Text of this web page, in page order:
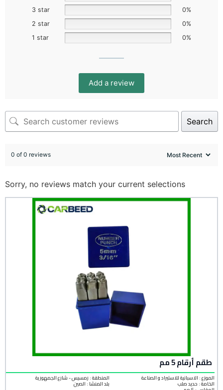
3 star
0%
2 star
0%
1 star
0%
Add a review
Search
0 of 0 reviews
Sorry, no reviews match your current selections
طقم أرقام 5 مم
الموزع : الاسبانية للاستيراد و الصناعة
الخامة : حديد صلب
المنطقة : رمسيس - شارع الجمهورية
بلد المنشأ :الصين